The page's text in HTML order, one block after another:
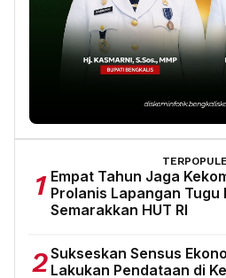
1 Empat Tahun Jaga
Prolanis Lapangan Tugu
Semarakkan HUT RI
2Sukseskan Sensus
Lakukan Pendataan di